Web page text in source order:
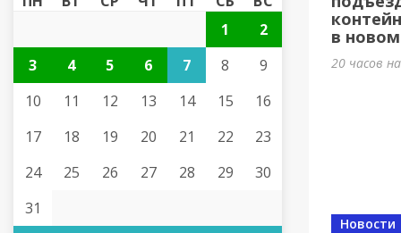
1
2
3
4 5 6 7 8
9
10
11 12 13 14 15
16
17
18 19 20 21 22
23
24
25 26 27 28 29
30
31
в
20 часов
Новости